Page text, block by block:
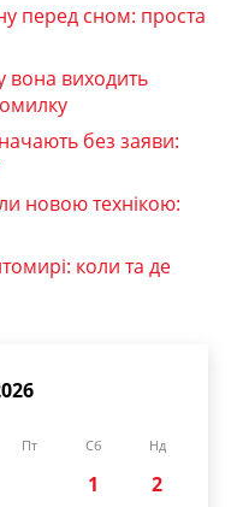
перед сном: проста
вона виходить
без заяви:
новою технікою:
коли та де
Пт Сб Нд
1
2